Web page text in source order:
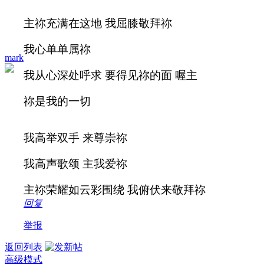
mark
主祢充满在这地 我屈膝敬拜祢
我心单单属祢
我从心深处呼求 要得见祢的面 喔主
祢是我的一切
我高举双手 来尊崇祢
我高声歌颂 主我爱祢
主祢荣耀如云彩围绕 我俯伏来敬拜祢
回复
举报
返回列表
高级模式